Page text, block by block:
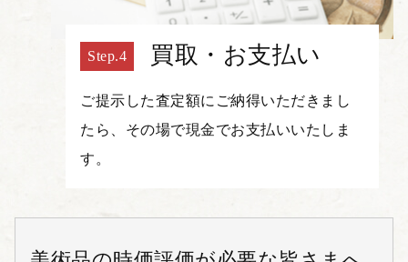
買取・お支払い
ご提示した査定額にご納得いただきまし
たら、その場で現金でお支払いいたしま
す。